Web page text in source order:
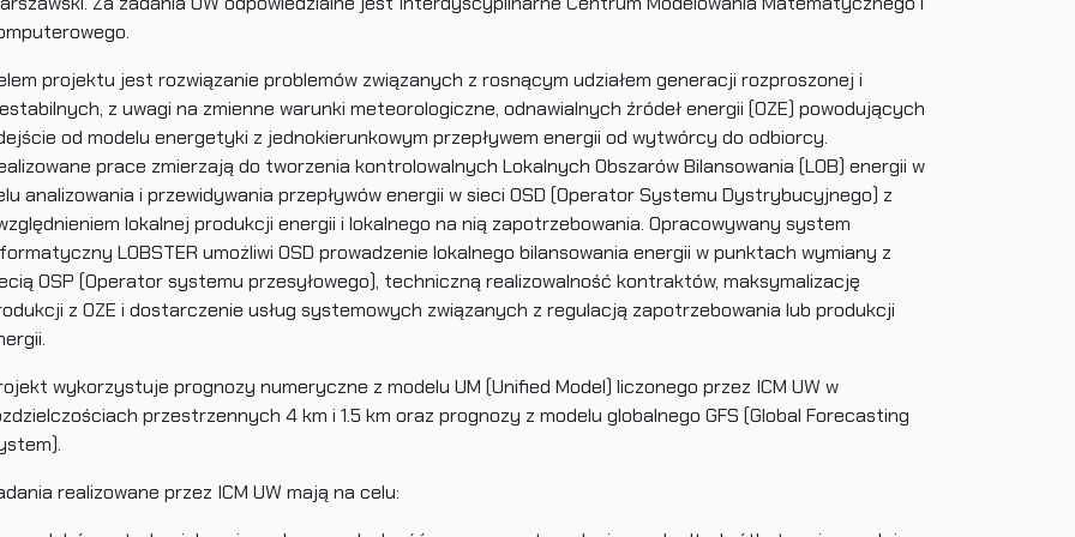
projektu jest rozwiązanie problemów związanych z rosnącym udziałem generacji rozproszonej i
z uwagi na zmienne warunki meteorologiczne, odnawialnych źródeł energii (OZE) powodujących
od modelu energetyki z jednokierunkowym przepływem energii od wytwórcy do odbiorcy.
prace zmierzają do tworzenia kontrolowalnych Lokalnych Obszarów Bilansowania (LOB) energii w
analizowania i przewidywania przepływów energii w sieci OSD (Operator Systemu Dystrybucyjnego) z
lokalnej produkcji energii i lokalnego na nią zapotrzebowania. Opracowywany system
LOBSTER umożliwi OSD prowadzenie lokalnego bilansowania energii w punktach wymiany z
OSP (Operator systemu przesyłowego), techniczną realizowalność kontraktów, maksymalizację
z OZE i dostarczenie usług systemowych związanych z regulacją zapotrzebowania lub produkcji
wykorzystuje prognozy numeryczne z modelu UM (Unified Model) liczonego przez ICM UW w
przestrzennych 4 km i 1.5 km oraz prognozy z modelu globalnego GFS (Global Forecasting
realizowane przez ICM UW mają na celu: